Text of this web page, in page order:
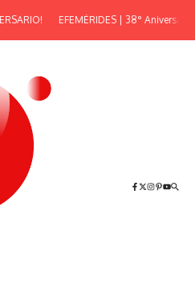
EFEMÉRIDES | 38°